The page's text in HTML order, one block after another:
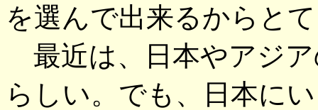
を選んで出来るからと
最近は、日本やアジ
らしい。でも、日本に